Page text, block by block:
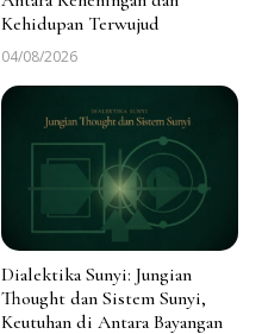
Kehidupan Terwujud
04/08/2026
Dialektika Sunyi: Jungian
Thought dan Sistem Sunyi,
Keutuhan di Antara Bayangan